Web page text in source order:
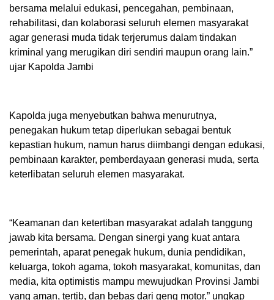
bersama melalui edukasi, pencegahan, pembinaan,
rehabilitasi, dan kolaborasi seluruh elemen masyarakat
agar generasi muda tidak terjerumus dalam tindakan
kriminal yang merugikan diri sendiri maupun orang lain.”
ujar Kapolda Jambi
Kapolda juga menyebutkan bahwa menurutnya,
penegakan hukum tetap diperlukan sebagai bentuk
kepastian hukum, namun harus diimbangi dengan edukasi,
pembinaan karakter, pemberdayaan generasi muda, serta
keterlibatan seluruh elemen masyarakat.
“Keamanan dan ketertiban masyarakat adalah tanggung
jawab kita bersama. Dengan sinergi yang kuat antara
pemerintah, aparat penegak hukum, dunia pendidikan,
keluarga, tokoh agama, tokoh masyarakat, komunitas, dan
media, kita optimistis mampu mewujudkan Provinsi Jambi
yang aman, tertib, dan bebas dari geng motor.” ungkap